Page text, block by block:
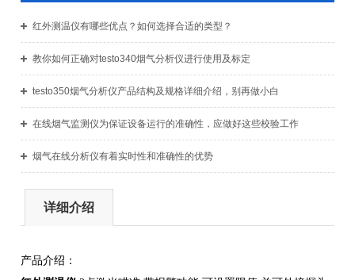
红外测温仪有哪些优点？如何选择合适的类型？
教你如何正确对testo340烟气分析仪进行使用及标定
testo350烟气分析仪产品结构及规格详细介绍，别再做小白
在线烟气监测仪为保证设备运行的准确性，应做好这些校验工作
烟气在线分析仪有着实时性和准确性的优势
详细介绍
产品介绍：